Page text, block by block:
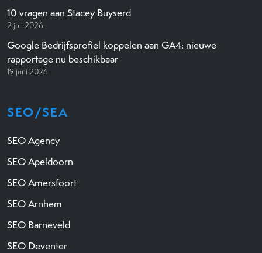
10 vragen aan Stacey Buyserd
2 juli 2026
Google Bedrijfsprofiel koppelen aan GA4: nieuwe
rapportage nu beschikbaar
19 juni 2026
SEO/SEA
SEO Agency
SEO Apeldoorn
SEO Amersfoort
SEO Arnhem
SEO Barneveld
SEO Deventer